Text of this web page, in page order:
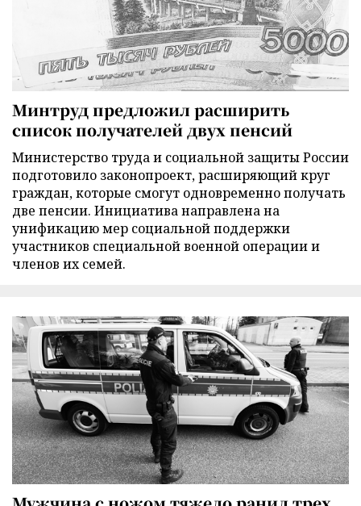
Минтруд предложил расширить
список получателей двух пенсий
Министерство труда и социальной защиты России
подготовило законопроект, расширяющий круг
граждан, которые смогут одновременно получать
две пенсии. Инициатива направлена на
унификацию мер социальной поддержки
участников специальной военной операции и
членов их семей.